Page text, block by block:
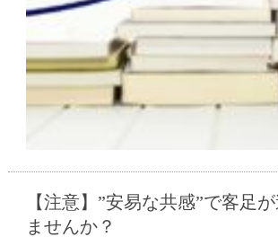
【注意】”安易な共感”で客足
ませんか？